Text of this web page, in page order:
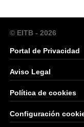
© EITB - 2026
Portal de Privacidad
Aviso Legal
Política de cookies
Configuración